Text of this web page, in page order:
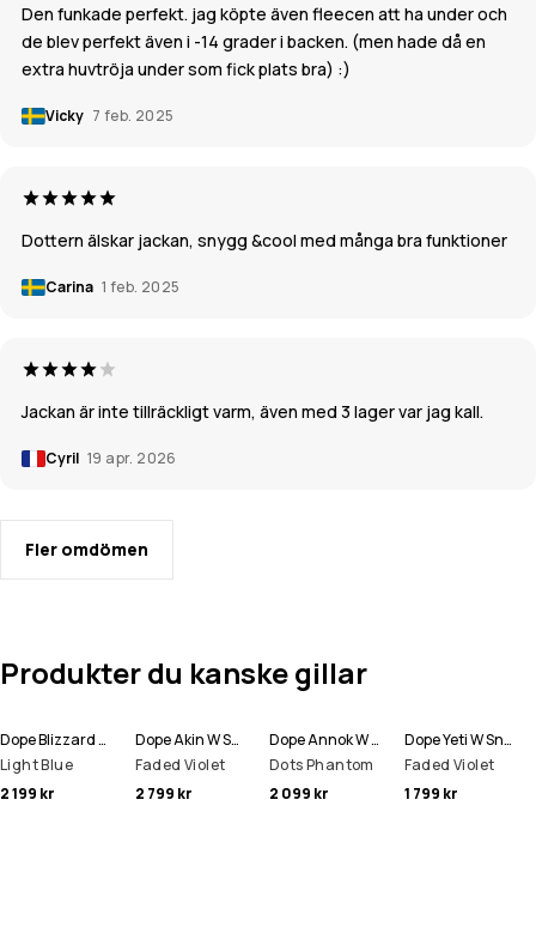
Den funkade perfekt. jag köpte även fleecen att ha under och
de blev perfekt även i -14 grader i backen. (men hade då en
extra huvtröja under som fick plats bra) :)
Vicky 7 feb. 2025
Dottern älskar jackan, snygg &cool med många bra funktioner
Carina 1 feb. 2025
Jackan är inte tillräckligt varm, även med 3 lager var jag kall.
Cyril 19 apr. 2026
Fler omdömen
Produkter du kanske gillar
Dope Blizzard W Full Zip Snowboardjacka Kvinna
Light Blue
2 199 kr
Dope Akin W Snowboardjacka Kvinna
Faded Violet
2 799 kr
Dope Annok W Snowboardjacka Kvinna
Dots Phantom
2 099 kr
Dope Yeti W Snowboardjacka Kvinna
Faded Violet
1 799 kr